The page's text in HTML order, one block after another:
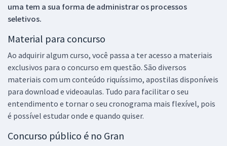
uma tem a sua forma de administrar os processos
seletivos.
Material para concurso
Ao adquirir algum curso, você passa a ter acesso a materiais
exclusivos para o concurso em questão. São diversos
materiais com um conteúdo riquíssimo, apostilas disponíveis
para download e videoaulas. Tudo para facilitar o seu
entendimento e tornar o seu cronograma mais flexível, pois
é possível estudar onde e quando quiser.
Concurso público é no Gran